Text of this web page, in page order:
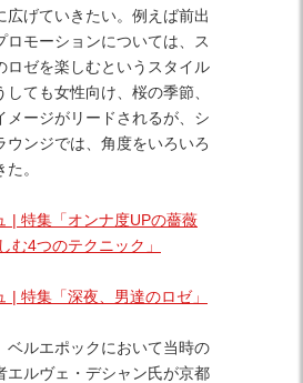
広げていきたい。例えば前出
ロモーションについては、ス
ロゼを楽しむというスタイル
ても女性向け、桜の季節、
メージがリードされるが、シ
ウンジでは、角度をいろいろ
。
| 特集「オンナ度UPの薔薇
む4つのテクニック」
| 特集「深夜、男達のロゼ」
ルエポックにおいて当時の
エルヴェ・デシャン氏が京都